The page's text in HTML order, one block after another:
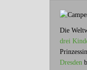
Die
drei
Dresden